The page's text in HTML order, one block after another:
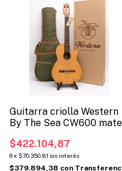
Guitarra criolla Western
By The Sea CW600 mate
$422.104,87
6x $70.350,81 sin interés
$379.894,38 con